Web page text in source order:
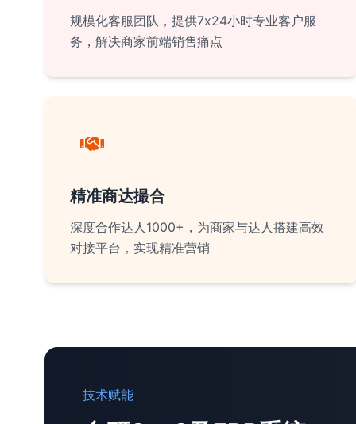
规模化客服团队，提供7x24小时专业客户服
务，解决商家前端销售痛点
精准商达撮合
深度合作达人1000+，为商家与达人搭建高效
对接平台，实现精准营销
技术赋能